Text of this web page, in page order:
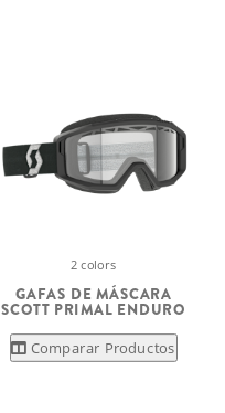
2 colors
GAFAS DE MÁSCARA
SCOTT PRIMAL ENDURO
Comparar Productos